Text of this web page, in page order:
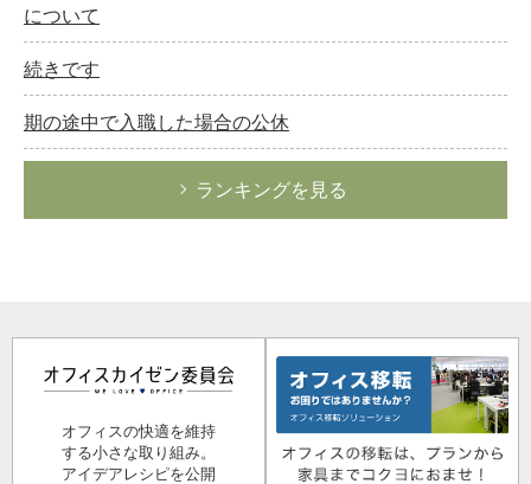
について
続きです
期の途中で入職した場合の公休
ランキングを見る
オフィスの快適を維持
する小さな取り組み。
アイデアレシピを公開